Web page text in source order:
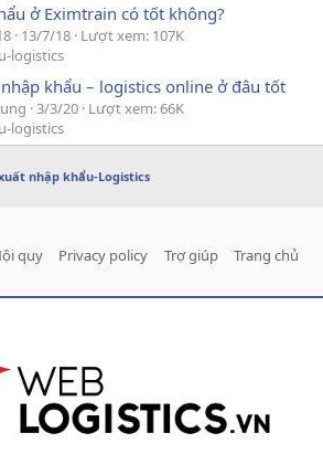
ở Eximtrain có tốt không?
13/7/18 Lượt xem: 107K
logistics
khẩu – logistics online ở đâu tốt
3/3/20 Lượt xem: 66K
logistics
nhập khẩu-Logistics
quy Privacy policy Trợ giúp Trang chủ